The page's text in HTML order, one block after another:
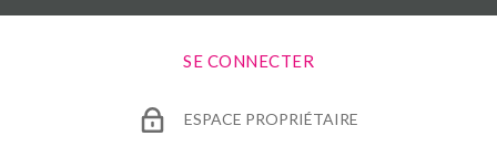
SE CONNECTER
ESPACE PROPRIÉTAIRE